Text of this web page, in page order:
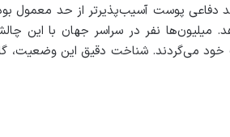
پوست آسیب‌پذیرتر از حد معمول
نفر در سراسر جهان با این
خود می‌گردند. شناخت دقیق این وضعیت،